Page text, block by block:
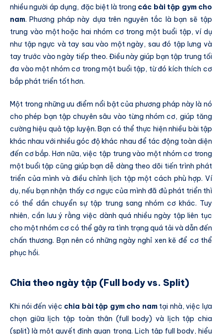
nhiều người áp dụng, đặc biệt là trong các bài tập gym cho
nam. Phương pháp này dựa trên nguyên tắc là bạn sẽ tập
trung vào một hoặc hai nhóm cơ trong một buổi tập, ví dụ
như tập ngực và tay sau vào một ngày, sau đó tập lưng và
tay trước vào ngày tiếp theo. Điều này giúp bạn tập trung tối
đa vào một nhóm cơ trong một buổi tập, từ đó kích thích cơ
bắp phát triển tốt hơn.
Một trong những ưu điểm nổi bật của phương pháp này là nó
cho phép bạn tập chuyên sâu vào từng nhóm cơ, giúp tăng
cường hiệu quả tập luyện. Bạn có thể thực hiện nhiều bài tập
khác nhau với nhiều góc độ khác nhau để tác động toàn diện
đến cơ bắp. Hơn nữa, việc tập trung vào một nhóm cơ trong
một buổi tập cũng giúp bạn dễ dàng theo dõi tiến trình phát
triển của mình và điều chỉnh lịch tập một cách phù hợp. Ví
dụ, nếu bạn nhận thấy cơ ngực của mình đã đủ phát triển thì
có thể dần chuyển sự tập trung sang nhóm cơ khác. Tuy
nhiên, cần lưu ý rằng việc dành quá nhiều ngày tập liên tục
cho một nhóm cơ có thể gây ra tình trạng quá tải và dẫn đến
chấn thương. Bạn nên có những ngày nghỉ xen kẽ để cơ thể
phục hồi.
Chia theo ngày tập (Full body vs. Split)
Khi nói đến việc chia bài tập gym cho namtại nhà, việc lựa
chọn giữa lịch tập toàn thân (full body) và lịch tập chia
(split) là một quyết định quan trọng. Lịch tập full body, hiểu